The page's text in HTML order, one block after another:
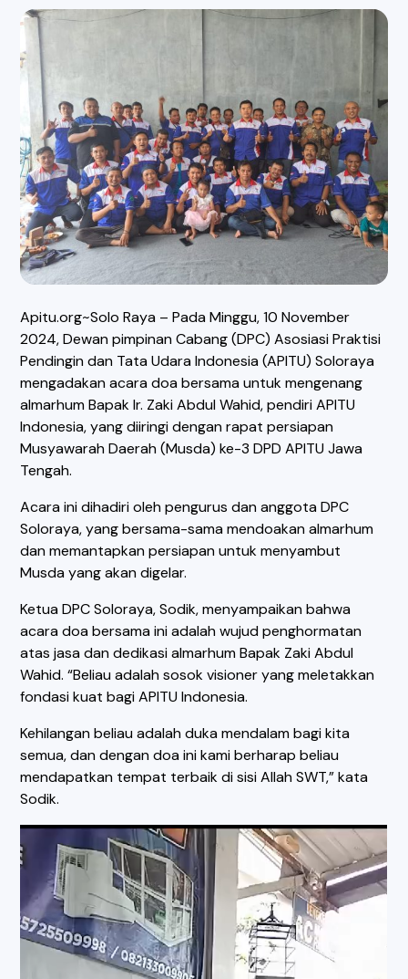
Apitu.org~Solo Raya – Pada Minggu, 10 November
2024, Dewan pimpinan Cabang (DPC) Asosiasi Praktisi
Pendingin dan Tata Udara Indonesia (APITU) Soloraya
mengadakan acara doa bersama untuk mengenang
almarhum Bapak Ir. Zaki Abdul Wahid, pendiri APITU
Indonesia, yang diiringi dengan rapat persiapan
Musyawarah Daerah (Musda) ke-3 DPD APITU Jawa
Tengah.
Acara ini dihadiri oleh pengurus dan anggota DPC
Soloraya, yang bersama-sama mendoakan almarhum
dan memantapkan persiapan untuk menyambut
Musda yang akan digelar.
Ketua DPC Soloraya, Sodik, menyampaikan bahwa
acara doa bersama ini adalah wujud penghormatan
atas jasa dan dedikasi almarhum Bapak Zaki Abdul
Wahid. “Beliau adalah sosok visioner yang meletakkan
fondasi kuat bagi APITU Indonesia.
Kehilangan beliau adalah duka mendalam bagi kita
semua, dan dengan doa ini kami berharap beliau
mendapatkan tempat terbaik di sisi Allah SWT,” kata
Sodik.